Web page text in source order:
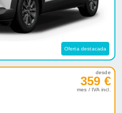
Oferta destacada
desde
359 €
mes / IVA incl.